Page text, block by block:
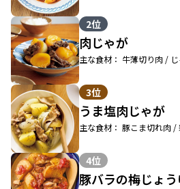
2位
肉じゃが
主な食材： 牛薄切り肉 /
3位
うま塩肉じゃが
主な食材： 豚こま切れ肉 /
4位
豚バラの梅じょ